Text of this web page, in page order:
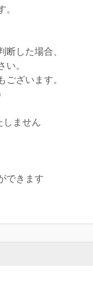
した場合、
。
ざいます。
しません
できます